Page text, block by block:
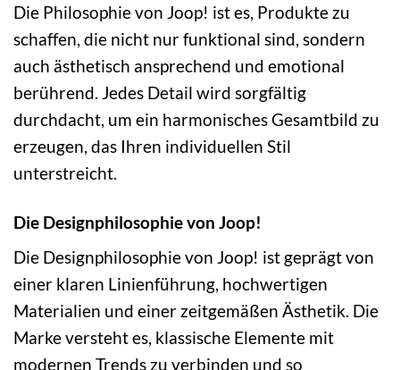
Die Philosophie von Joop! ist es, Produkte zu
schaffen, die nicht nur funktional sind, sondern
auch ästhetisch ansprechend und emotional
berührend. Jedes Detail wird sorgfältig
durchdacht, um ein harmonisches Gesamtbild zu
erzeugen, das Ihren individuellen Stil
unterstreicht.
Die Designphilosophie von Joop!
Die Designphilosophie von Joop! ist geprägt von
einer klaren Linienführung, hochwertigen
Materialien und einer zeitgemäßen Ästhetik. Die
Marke versteht es, klassische Elemente mit
modernen Trends zu verbinden und so